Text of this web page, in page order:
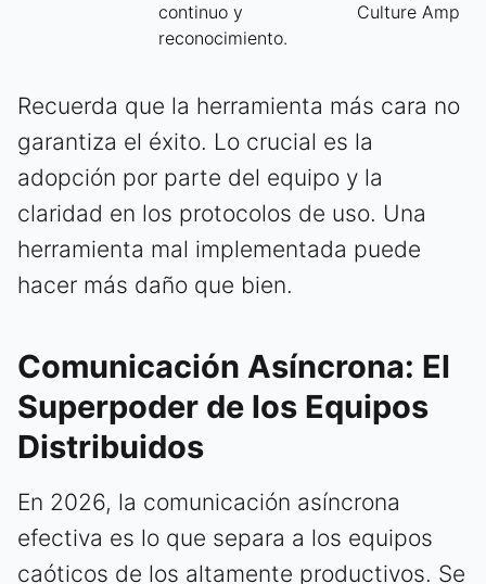
continuo y
reconocimiento.
Culture Amp
Recuerda que la herramienta más cara no
garantiza el éxito. Lo crucial es la
adopción por parte del equipo y la
claridad en los protocolos de uso. Una
herramienta mal implementada puede
hacer más daño que bien.
Comunicación Asíncrona: El
Superpoder de los Equipos
Distribuidos
En 2026, la comunicación asíncrona
efectiva es lo que separa a los equipos
caóticos de los altamente productivos. Se